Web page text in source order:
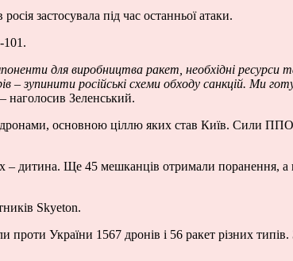
застосувала під час останньої атаки.
101.
для виробництва ракет, необхідні ресурси
– зупинити російські схеми обходу санкцій. Ми
– наголосив Зеленський.
основною ціллю яких став Київ. Сили
– дитина. Ще 45 мешканців отримали поранення,
Skyeton.
України 1567 дронів і 56 ракет різних